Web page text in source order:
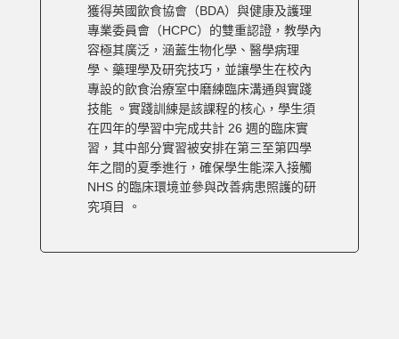
獲得英國飲食協會（BDA）與健康及護理
專業委員會（HCPC）的雙重認證，教學內
容極其廣泛，涵蓋生物化學、醫學病理
學、藥理學及研究技巧，並讓學生在校內
專設的飲食治療室中磨練臨床溝通與實踐
技能 。實踐訓練是該課程的核心，學生須
在四年的學習中完成共計 26 週的臨床實
習，其中部分實習被安排在第三至第四學
年之間的夏季進行，確保學生能深入接觸
NHS 的臨床環境並參與改善病患照護的研
究項目 。